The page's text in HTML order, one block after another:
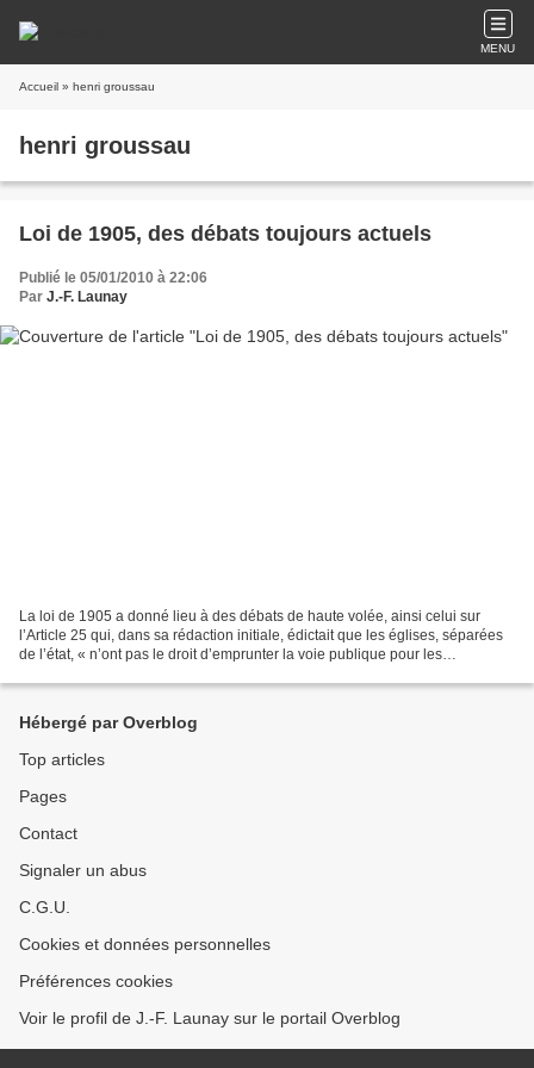
MENU
Accueil » henri groussau
henri groussau
Loi de 1905, des débats toujours actuels
Publié le 05/01/2010 à 22:06
Par J.-F. Launay
La loi de 1905 a donné lieu à des débats de haute volée, ainsi celui sur
l’Article 25 qui, dans sa rédaction initiale, édictait que les églises, séparées
de l’état, « n’ont pas le droit d’emprunter la voie publique pour les
Hébergé par Overblog
Top articles
Pages
Contact
Signaler un abus
C.G.U.
Cookies et données personnelles
Préférences cookies
Voir le profil de J.-F. Launay sur le portail Overblog